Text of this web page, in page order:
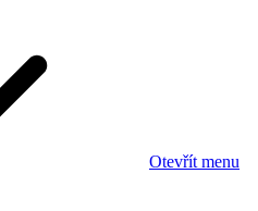
Otevřít menu